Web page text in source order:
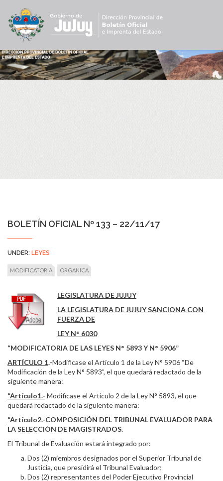
BOLETÍN OFICIAL Nº 133 – 22/11/17
UNDER: LEYES
MODIFICATORIA ORGANICA
LEGISLATURA DE JUJUY
LA LEGISLATURA DE JUJUY SANCIONA CON
FUERZA DE
LEY N° 6030
“MODIFICATORIA DE LAS LEYES N° 5893 Y N° 5906”
ARTÍCULO 1.-Modificase el Artículo 1 de la Ley N° 5906 “De
Modificación de la Ley N° 5893”, el que quedará redactado de la
siguiente manera:
“Artículo1.- Modificase el Artículo 2 de la Ley N° 5893, el que
quedará redactado de la siguiente manera:
“Artículo2.-COMPOSICIÓN DEL TRIBUNAL EVALUADOR PARA
LA SELECCIÓN DE MAGISTRADOS.
El Tribunal de Evaluación estará integrado por:
Dos (2) miembros designados por el Superior Tribunal de
Justicia, que presidirá el Tribunal Evaluador;
Dos (2) representantes del Poder Ejecutivo Provincial